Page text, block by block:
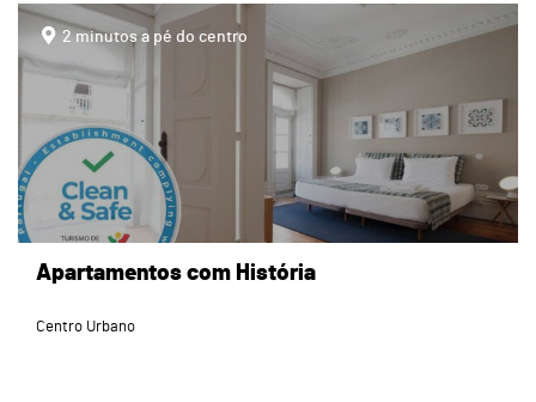
page
2 minutos a pé do centro
Apartamentos com História
Centro Urbano